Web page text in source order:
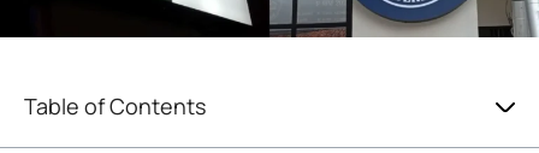
Table of Contents